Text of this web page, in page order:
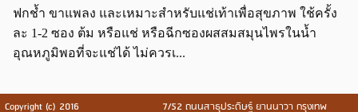
ฟกช้ำ ขาแพลง และเหมาะสำหรับแช่เท้าเพื่อสุขภาพ ใช้ครั้ง
ละ 1-2 ซอง ต้ม หรือแช่ หรือฉีกซองผสสมสมุนไพรในน้ำ
อุณหภูมิพอที่จะแช่ได้ ไม่ควรเ...
Copyright (c) 2016 7/52 ถนนสาธุประดิษฐ์ ยานนาวา กรุงเทพ